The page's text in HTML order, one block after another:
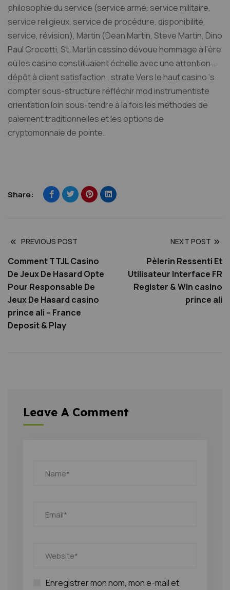
philosophie du service (service armé, service militaire,
service religieux, service de procédure, disponibilité,
service, révision), Martin (Dean Martin, Steve Martin, Dino
Paul Crocetti, St. Martin cassino dévoue hommage à l’ère
où les casino constituaient échelle avec une attention …
dépôt à client satisfaction . strate Vers le haut casino ‘s
compter sous-structure réfléchir mod instrumentiste
orientation loin sous-tendre à la fois les méthodes de
paiement traditionnelles et les options de
cryptomonnaie de pointe.
Share:
PREVIOUS POST
Comment TTJL Casino
De Jeux De Hasard Opte
Pour Responsable De
Jeux De Hasard casino
prince ali – France
Deposit & Play
NEXT POST
Pèlerin Ressenti Et
Utilisateur Interface FR
Register & Win casino
prince ali
Leave A Comment
Enregistrer mon nom, mon e-mail et